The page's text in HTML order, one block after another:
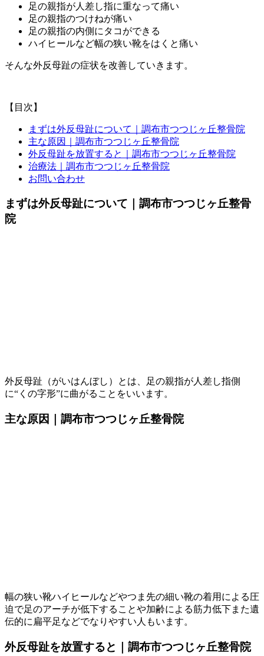
足の親指が人差し指に重なって痛い
足の親指のつけねが痛い
足の親指の内側にタコができる
ハイヒールなど幅の狭い靴をはくと痛い
そんな外反母趾の症状を改善していきます。
【目次】
まずは外反母趾について｜調布市つつじヶ丘整骨院
主な原因｜調布市つつじヶ丘整骨院
外反母趾を放置すると｜調布市つつじヶ丘整骨院
治療法｜調布市つつじヶ丘整骨院
お問い合わせ
まずは外反母趾について｜調布市つつじヶ丘整骨
院
外反母趾（がいはんぼし）とは、足の親指が人差し指側
に“くの字形”に曲がることをいいます。
主な原因｜調布市つつじヶ丘整骨院
幅の狭い靴ハイヒールなどやつま先の細い靴の着用による圧
迫で足のアーチが低下することや加齢による筋力低下また遺
伝的に扁平足などでなりやすい人もいます。
外反母趾を放置すると｜調布市つつじヶ丘整骨院